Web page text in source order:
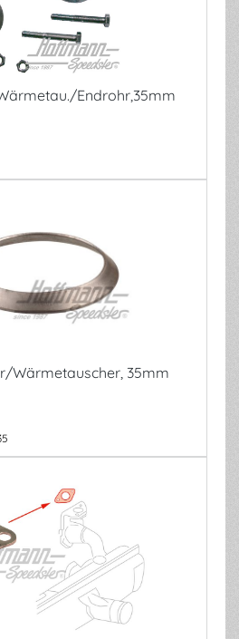
Endrohr,35mm
Wärmetauscher, 35mm